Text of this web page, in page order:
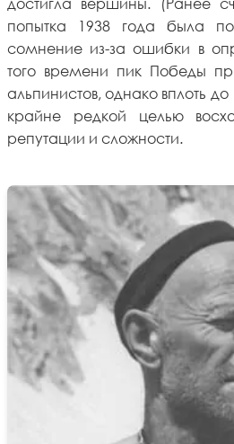
попытка 1938 года была
сомнение из-за ошибки в
того времени пик Победы
альпинистов, однако вплоть до
крайне редкой целью
репутации и сложности.